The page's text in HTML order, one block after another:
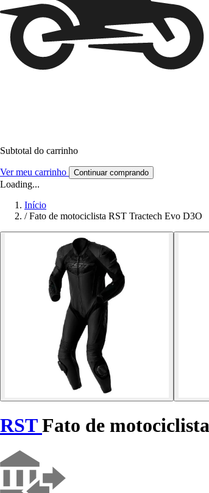
Subtotal do carrinho
Ver meu carrinho Continuar comprando
Loading...
Início
/ Fato de motociclista RST Tractech Evo D3O
RSTFato de